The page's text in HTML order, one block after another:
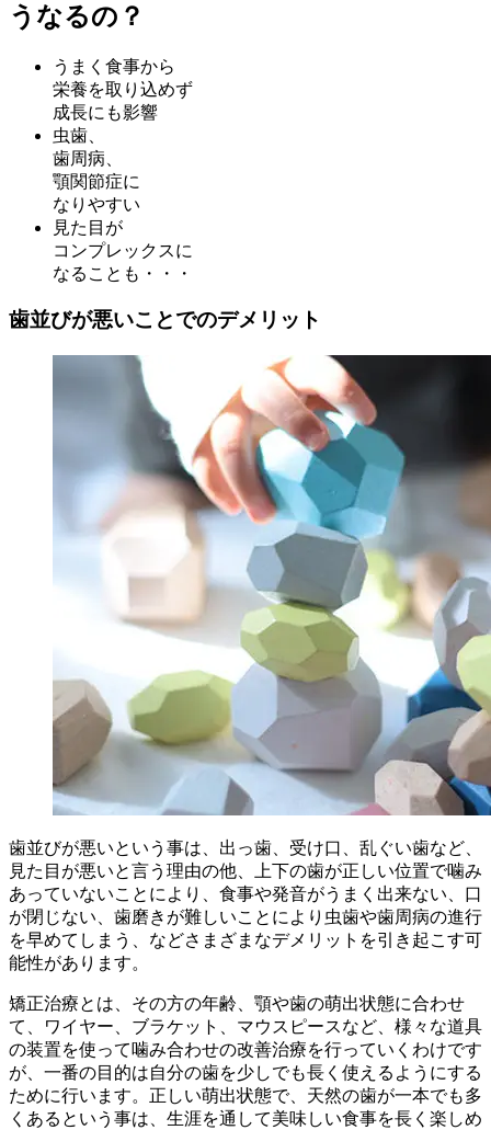
うなるの？
うまく食事から
栄養を取り込めず
成長にも影響
虫歯、
歯周病、
顎関節症に
なりやすい
見た目が
コンプレックスに
なることも・・・
歯並びが悪いことでのデメリット
歯並びが悪いという事は、出っ歯、受け口、乱ぐい歯など、
見た目が悪いと言う理由の他、上下の歯が正しい位置で噛み
あっていないことにより、食事や発音がうまく出来ない、口
が閉じない、歯磨きが難しいことにより虫歯や歯周病の進行
を早めてしまう、などさまざまなデメリットを引き起こす可
能性があります。
矯正治療とは、その方の年齢、顎や歯の萌出状態に合わせ
て、ワイヤー、ブラケット、マウスピースなど、様々な道具
の装置を使って噛み合わせの改善治療を行っていくわけです
が、一番の目的は自分の歯を少しでも長く使えるようにする
ために行います。正しい萌出状態で、天然の歯が一本でも多
くあるという事は、生涯を通して美味しい食事を長く楽しめ